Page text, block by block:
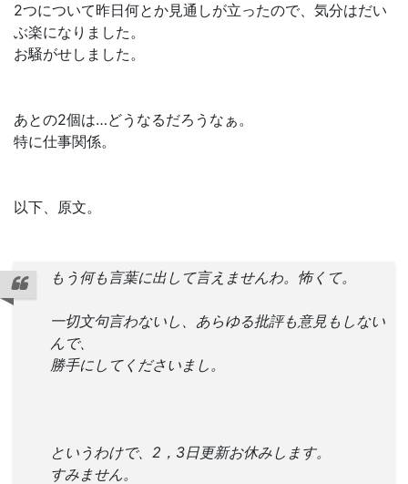
2つについて昨日何とか見通しが立ったので、気分はだい
ぶ楽になりました。
お騒がせしました。
あとの2個は…どうなるだろうなぁ。
特に仕事関係。
以下、原文。
もう何も言葉に出して言えませんわ。怖くて。
一切文句言わないし、あらゆる批評も意見もしない
んで、
勝手にしてくださいまし。
というわけで、2，3日更新お休みします。
すみません。